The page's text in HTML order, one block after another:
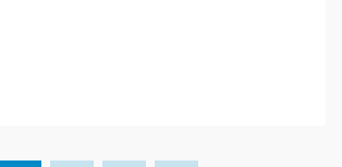
შეიძლება თითოეული, ეს გეხმარება